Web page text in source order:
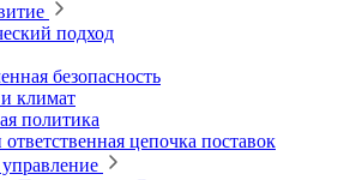
подход
безопасность
климат
политика
цепочка поставок